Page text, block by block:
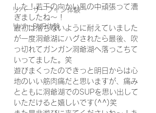
リバーサーフィン体験
リバーSUP体験
した！若干の向かい風の中頑張って漕
ぎましたね～！
最初は落ちないように耐えていました
が一度洞爺湖にハグされたら最後、吹
っ切れてガンガン洞爺湖へ落っこちて
いってました。笑
遊びまくったのできっと明日からは心
地のいい筋肉痛だと思いますが、痛み
とともに洞爺湖でのSUPを思い出して
いただけると嬉しいです(^^)笑